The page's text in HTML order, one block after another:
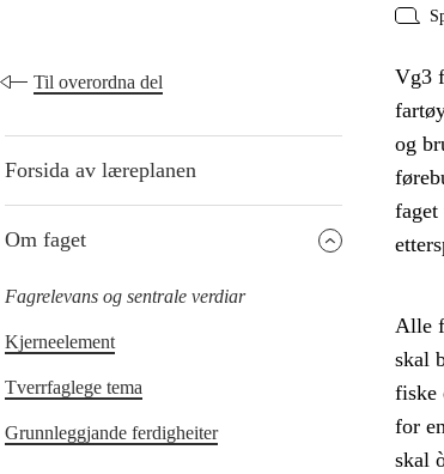
Til overordna del
Forsida av læreplanen
Om faget
Fagrelevans og sentrale verdiar
Kjerneelement
Tverrfaglege tema
Grunnleggjande ferdigheiter
Vg3
og
Alle
skal
fiske
for
skal